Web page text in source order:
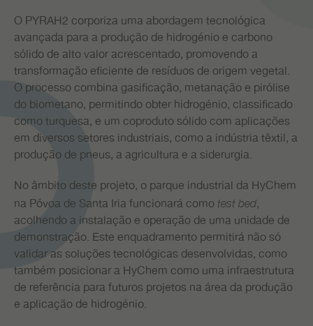
O PYRAH2 corporiza uma abordagem tecnológica
avançada para a produção de hidrogénio e carbono
sólido de alto valor acrescentado, promovendo a
transformação eficiente de resíduos de origem vegetal.
O processo combina gasificação, metanação e pirólise
do biometano, permitindo obter hidrogénio, classificado
como turquesa, e um coproduto sólido com aplicações
em diversos setores industriais, como a indústria têxtil, a
produção de pneus, a agricultura e a siderurgia.
No âmbito deste projeto, o parque industrial da HyChem
na Póvoa de Santa Iria funcionará como test bed,
acolhendo a instalação e operação de uma unidade de
demonstração. Este enquadramento permitirá não só
validar as soluções tecnológicas desenvolvidas, como
também posicionar a HyChem como uma infraestrutura
de referência para futuros projetos na área da produção
e aplicação de hidrogénio.